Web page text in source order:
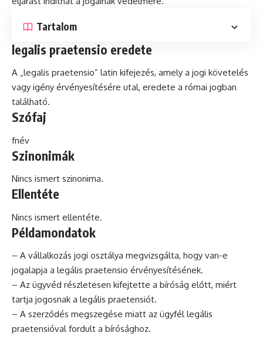
Tartalom
legalis praetensio eredete
A „legalis praetensio” latin kifejezés, amely a jogi követelés
vagy igény érvényesítésére utal, eredete a római jogban
található.
Szófaj
fnév
Szinonimák
Nincs ismert szinonima.
Ellentéte
Nincs ismert ellentéte.
Példamondatok
– A vállalkozás jogi osztálya megvizsgálta, hogy van-e
jogalapja a legális praetensio érvényesítésének.
– Az ügyvéd részletesen kifejtette a bíróság előtt, miért
tartja jogosnak a legális praetensiót.
– A szerződés megszegése miatt az ügyfél legális
praetensióval fordult a bírósághoz.